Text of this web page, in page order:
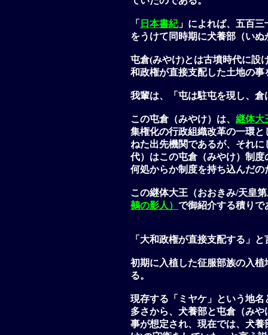
「 日本書紀」によれば、五百三
をうけて同時期に犬養部（いぬ
屯倉(みやけ)とは古墳時代に設
和政権が直接支配した土地の事
我輩は、「屯は駐屯を現し、
この屯倉（みやけ） は、 継体大
集権化の行政組織改革の一環
ねた出先機関であるが、それ
代）はこの屯倉（みやけ）制度
何処からか制度を持ち込んだの
この継体大王（おおきみ/天皇
鵺の影人） で御紹介する積りで
「大和政権が直接支配する」
初期に入植した征服部族の入
る。
現存する「ミヤケ」という地
多さから、 犬養部と屯倉（みや
事が想定され、現在では、 犬養